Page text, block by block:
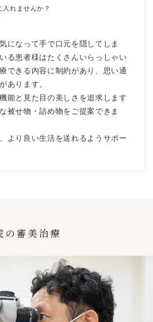
入れませんか？
になって手で口元を隠してしま
る患者様はたくさんいらっしゃい
できる内容に制約があり、思い通
あります。
能と見た目の美しさを追求します
被せ物・詰め物をご提案できま
より良い生活を送れるようサポー
の審美治療